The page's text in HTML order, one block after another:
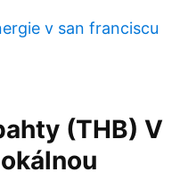
v san franciscu
(THB) V